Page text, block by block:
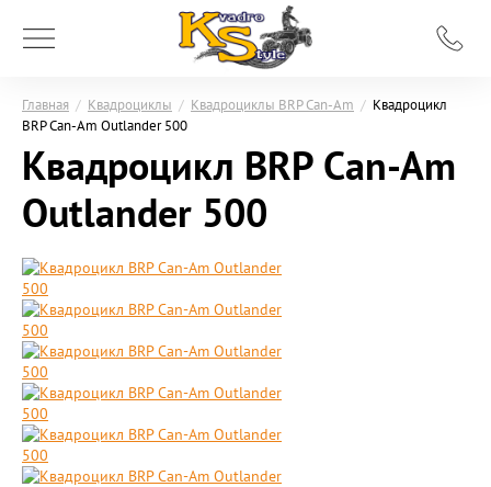
Главная / Квадроциклы / Квадроциклы BRP Can-Am / Квадроцикл
BRP Can-Am Outlander 500
Квадроцикл BRP Can-Am
Outlander 500